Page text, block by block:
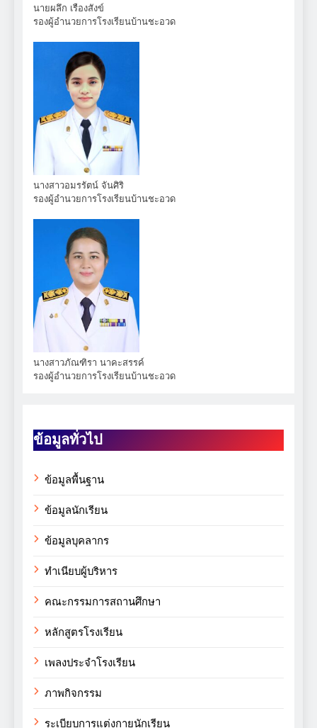
นายผลึก เรืองสังข์
รองผู้อำนวยการโรงเรียนบ้านชะอวด
นางสาวอมรรัตน์ จันศิริ
รองผู้อำนวยการโรงเรียนบ้านชะอวด
นางสาวภัณฑิรา นาคะสรรค์
รองผู้อำนวยการโรงเรียนบ้านชะอวด
ข้อมูลทั่วไป
ข้อมูลพื้นฐาน
ข้อมูลนักเรียน
ข้อมูลบุคลากร
ทำเนียบผู้บริหาร
คณะกรรมการสถานศึกษา
หลักสูตรโรงเรียน
เพลงประจำโรงเรียน
ภาพกิจกรรม
ระเบียบการแต่งกายนักเรียน